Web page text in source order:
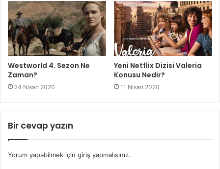
Westworld 4. Sezon Ne
Zaman?
24 Nisan 2020
Yeni Netflix Dizisi Valeria
Konusu Nedir?
11 Nisan 2020
Bir cevap yazın
Yorum yapabilmek için giriş yapmalısınız.